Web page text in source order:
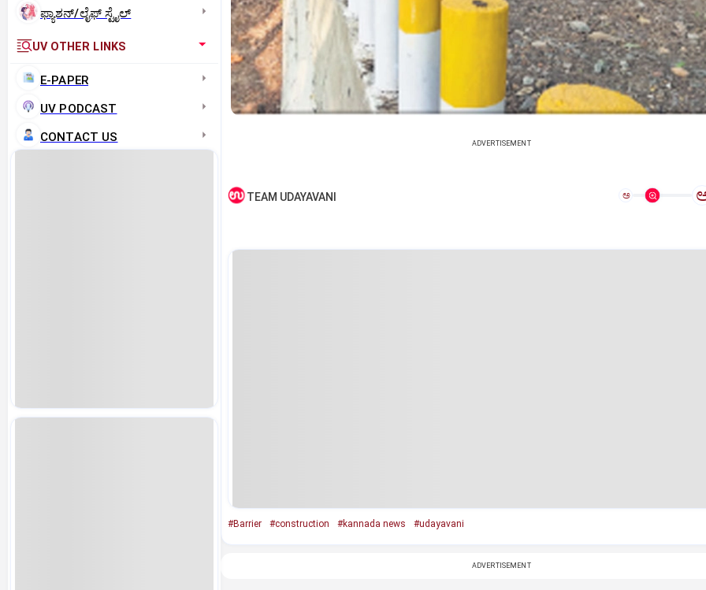
ಫ್ಯಾಶನ್/ಲೈಫ್‌ ಸ್ಟೈಲ್
UV OTHER LINKS
E-PAPER
UV PODCAST
CONTACT US
ADVERTISEMENT
TEAM UDAYAVANI ಅ
#Barrier #construction #kannada news #udayavani
ADVERTISEMENT